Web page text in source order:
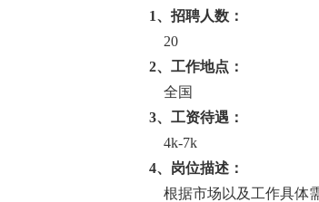
1、招聘人数：
20
2、工作地点：
全国
3、工资待遇：
4k-7k
4、岗位描述：
根据市场以及工作具体